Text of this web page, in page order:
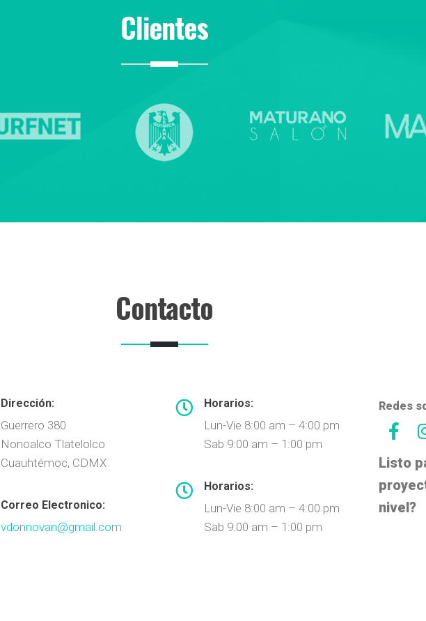
Clientes
Contacto
Dirección:
Guerrero 380
Nonoalco Tlatelolco
Cuauhtémoc, CDMX
Correo Electronico:
vdonnovan@gmail.com
Horarios:
Lun-Vie 8:00 am – 4:00 pm
Sab 9:00 am – 1:00 pm
Horarios:
Lun-Vie 8:00 am – 4:00 pm
Sab 9:00 am – 1:00 pm
Redes
Listo
nivel?